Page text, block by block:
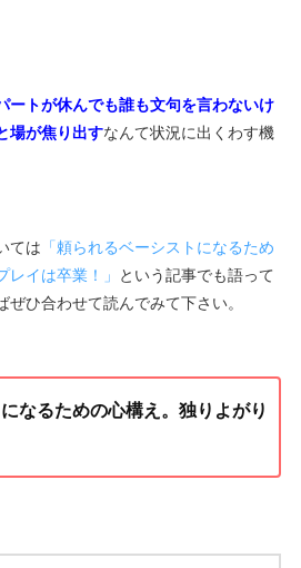
ートが休んでも誰も文句を言わないけ
場が焦り出すなんて状況に出くわす機
ては 「頼られるベーシストになるため
イは卒業！」
という記事でも語って
ひ合わせて読んでみて下さい。
なるための心構え。独りよがり